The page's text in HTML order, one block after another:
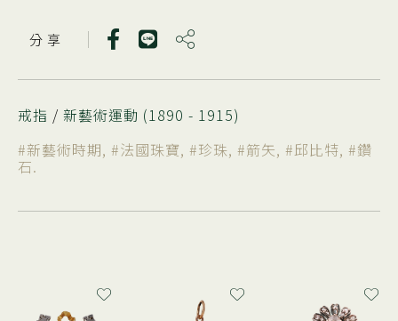
分 享
戒指 / 新藝術運動 (1890 - 1915)
#新藝術時期, #法國珠寶, #珍珠, #箭矢, #邱比特, #鑽
石.